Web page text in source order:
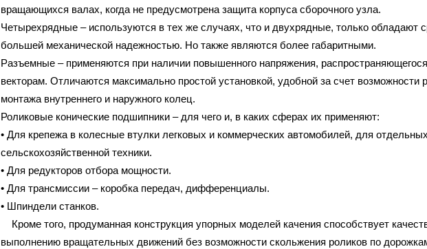
вращающихся валах, когда не предусмотрена защита корпуса сборочного узла.
Четырехрядные – используются в тех же случаях, что и двухрядные, только обладают
большей механической надежностью. Но также являются более габаритными.
Разъемные – применяются при наличии повышенного напряжения,
векторам. Отличаются максимально простой установкой, удобной за счет возможности
монтажа внутреннего и наружного колец.
Роликовые конические подшипники – для чего и, в каких сферах их применяют:
• Для крепежа в колесные втулки легковых и коммерческих автомобилей, для
сельскохозяйственной техники.
• Для редукторов отбора мощности.
• Для трансмиссии – коробка передач, дифференциалы.
• Шпиндели станков.
Кроме того, продуманная конструкция упорных моделей качения способствует
выполнению вращательных движений без возможности скольжения роликов по